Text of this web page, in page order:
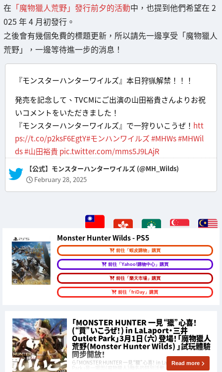
在 「魔物獵人荒野」發行前夕的活動中，也提到他們希望在 2
025 年 4 月初發行。
之後會有幾個免費的標題更新，所以請先一邊享受「魔物獵人
荒野」，一邊等待進一步的消息！
『モンスターハンターワイルズ』本日狩猟解禁！！！
発売を記念して、TVCMにご出演の山田裕貴さんよりお祝
いコメントをいただきました！
『モンスターハンターワイルズ』で一狩りいこうぜ！ htt
ps://t.co/p2ksF6EgtY#モンハンワイルズ#MHWs#MHWil
ds#山田裕貴pic.twitter.com/mms5J9LAjR
— 【公式】モンスターハンターワイルズ (@MH_Wilds)
February 28, 2025
Monster Hunter Wilds - PS5
前往「蝦皮購物」購買
前往「Yahoo!購物中心」購買
前往「樂天市場」購買
前往「friDay」購買
「MONSTER HUNTER 一見“獵”心喜！
(“買”いこうぜ！) in LaLaport・三井
Outlet Park」3月1日（六）登場！「魔物獵人
荒野(Monster Hunter Wilds) 」試玩體驗
同步開放！
ら「MONSTER HUNTER 一見“獵”心喜！ in LaLaport・三井Outlet
Park」是一場與《魔物獵人》聯名的特別活動，將於2025年3月1日
Read more